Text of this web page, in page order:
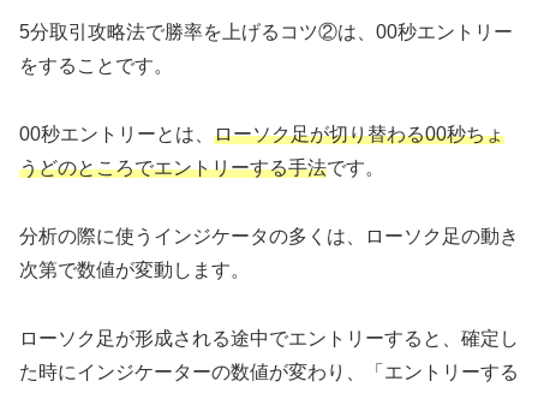
5分取引攻略法で勝率を上げるコツ②は、00秒エントリー
をすることです。
00秒エントリーとは、 ローソク足が切り替わる00秒ちょ
うどのところでエントリーする手法です。
分析の際に使うインジケータの多くは、ローソク足の動き
次第で数値が変動します。
ローソク足が形成される途中でエントリーすると、確定し
た時にインジケーターの数値が変わり、「エントリーする